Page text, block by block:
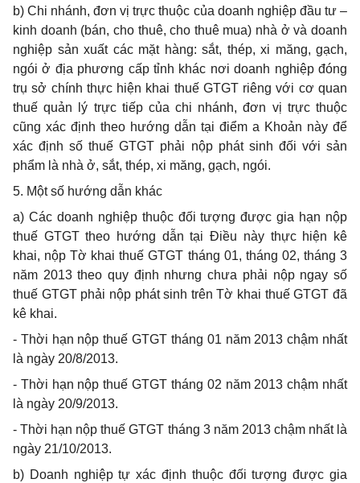
b) Chi nhánh, đơn vị trực thuộc của doanh nghiệp đầu tư –
kinh doanh (bán, cho thuê, cho thuê mua) nhà ở và doanh
nghiệp sản xuất các mặt hàng: sắt, thép, xi măng, gạch,
ngói ở địa phương cấp tỉnh khác nơi doanh nghiệp đóng
trụ sở chính thực hiện khai thuế GTGT riêng với cơ quan
thuế quản lý trực tiếp của chi nhánh, đơn vị trực thuộc
cũng xác định theo hướng dẫn tại điểm a Khoản này để
xác định số thuế GTGT phải nộp phát sinh đối với sản
phẩm là nhà ở, sắt, thép, xi măng, gạch, ngói.
5. Một số hướng dẫn khác
a) Các doanh nghiệp thuộc đối tượng được gia hạn nộp
thuế GTGT theo hướng dẫn tại Điều này thực hiện kê
khai, nộp Tờ khai thuế GTGT tháng 01, tháng 02, tháng 3
năm 2013 theo quy định nhưng chưa phải nộp ngay số
thuế GTGT phải nộp phát sinh trên Tờ khai thuế GTGT đã
kê khai.
- Thời hạn nộp thuế GTGT tháng 01 năm 2013 chậm nhất
là ngày 20/8/2013.
- Thời hạn nộp thuế GTGT tháng 02 năm 2013 chậm nhất
là ngày 20/9/2013.
- Thời hạn nộp thuế GTGT tháng 3 năm 2013 chậm nhất là
ngày 21/10/2013.
b) Doanh nghiệp tự xác định thuộc đối tượng được gia